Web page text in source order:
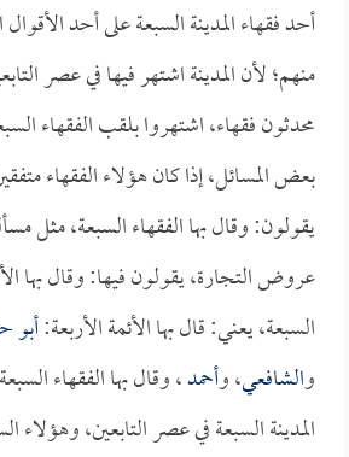
أحد فقهاء المدينة السبعة على أحد الأقوال
منهم؛ لأن المدينة اشتهر فيها في عصر
محدثون فقهاء، اشتهروا بلقب الفقهاء
بعض المسائل، إذا كان هؤلاء الفقهاء
يقولون: وقال بها الفقهاء السبعة، مثل
عروض التجارة، يقولون فيها: وقال بها
السبعة، يعني: قال بها الأئمة الأربعة:أبو
والشافعي، وأحمد، وقال بها الفقهاء
المدينة السبعة في عصر التابعين، وهؤلاء